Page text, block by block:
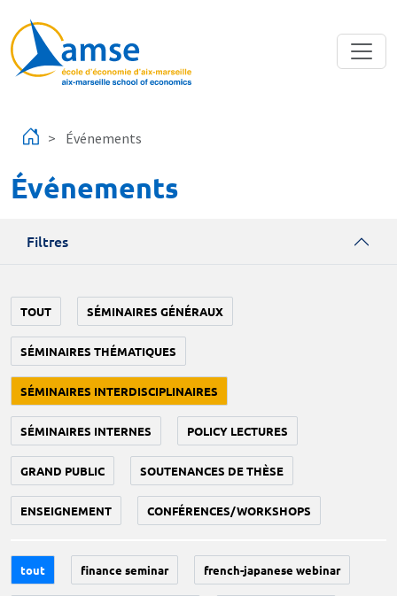
Événements
Événements
Filtres
TOUT SÉMINAIRES GÉNÉRAUX
SÉMINAIRES THÉMATIQUES
SÉMINAIRES INTERDISCIPLINAIRES
SÉMINAIRES INTERNES POLICY LECTURES
GRAND PUBLIC SOUTENANCES DE THÈSE
ENSEIGNEMENT CONFÉRENCES/WORKSHOPS
tout finance seminar french-japanese webinar